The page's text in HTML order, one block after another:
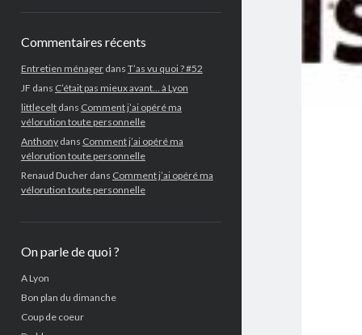
Commentaires récents
Entretien ménagerdans T’as vu quoi ? #52
JF dans C’était pas mieux avant… à Lyon
littleceltdans Comment j’ai opéré ma
vélorution toute personnelle
Anthonydans Comment j’ai opéré ma
vélorution toute personnelle
Renaud Ducherdans Comment j’ai opéré ma
vélorution toute personnelle
On parle de quoi ?
A Lyon
Bon plan du dimanche
Coup de coeur